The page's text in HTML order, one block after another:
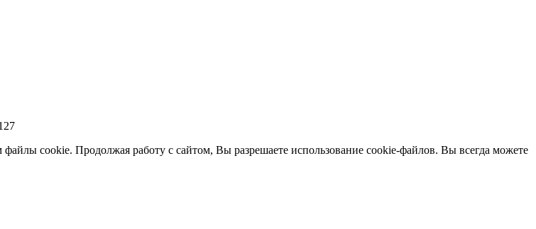
cookie. Продолжая работу с сайтом, Вы разрешаете использование cookie-файлов. Вы всегда можете